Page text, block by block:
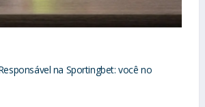
na Sportingbet: você no